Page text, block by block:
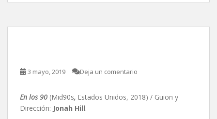
3 mayo, 2019 Deja un comentario
En los 90 (Mid90s, Estados Unidos, 2018) / Guion y
Dirección: Jonah Hill.